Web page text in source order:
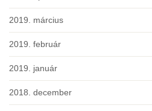
2019. március
2019. február
2019. január
2018. december